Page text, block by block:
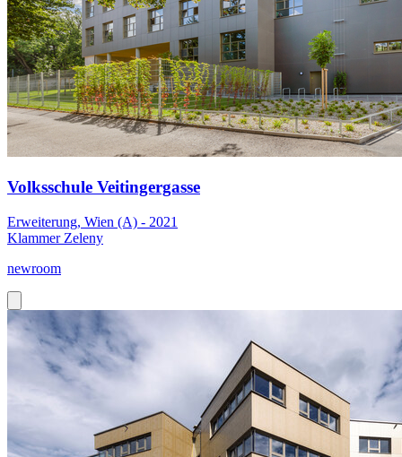
Volksschule Veitingergasse
Erweiterung, Wien (A) - 2021
Klammer Zeleny
newroom